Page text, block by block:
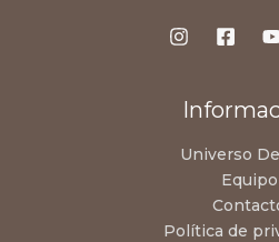
Universo
Equipo
Política de